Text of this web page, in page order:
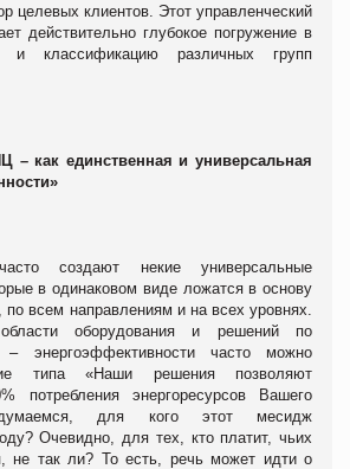
целевых клиентов. Этот управленческий
действительно глубокое погружение в
и классификацию различных групп
как единственная и универсальная
создают некие универсальные
в одинаковом виде ложатся в основу
по всем направлениям и на всех уровнях.
оборудования и решений по
– энергоэффективности часто можно
типа «Наши решения позволяют
потребления энергоресурсов Вашего
для кого этот месидж
Очевидно, для тех, кто платит, чьих
не так ли? То есть, речь может идти о